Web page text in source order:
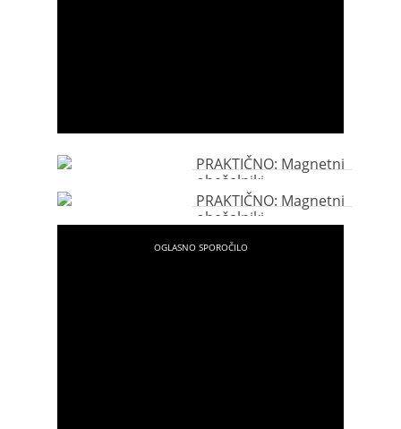
PRAKTIČNO: Magnetni
obešalniki
PRAKTIČNO: Magnetni
obešalniki